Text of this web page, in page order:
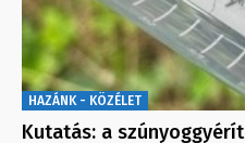
HAZÁNK - KÖZÉLET
Kutatás: a